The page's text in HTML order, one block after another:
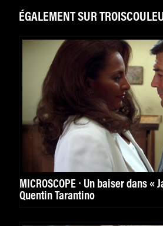
ÉGALEMENT SUR
MICROSCOPE ⸱ Un baiser dans
Quentin Tarantino